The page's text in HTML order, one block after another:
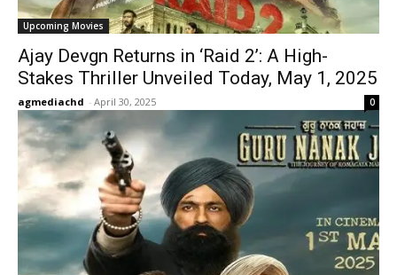
Upcoming Movies
Ajay Devgn Returns in ‘Raid 2’: A High-
Stakes Thriller Unveiled Today, May 1, 2025
agmediachd - April 30, 2025 0